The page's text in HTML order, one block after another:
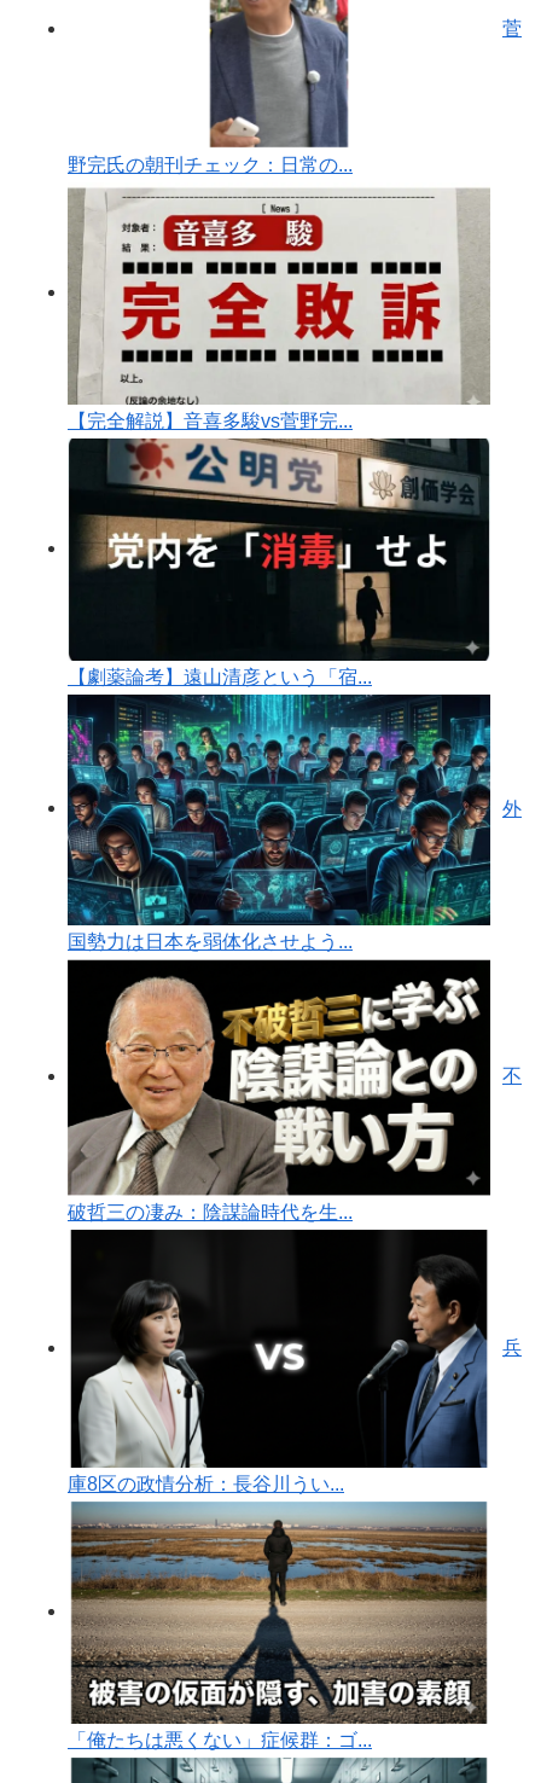
菅
野完氏の朝刊チェック：日常の...
【完全解説】音喜多駿vs菅野完...
【劇薬論考】遠山清彦という「宿...
外
国勢力は日本を弱体化させよう...
不
破哲三の凄み：陰謀論時代を生...
兵
庫8区の政情分析：長谷川うい...
「俺たちは悪くない」症候群：ゴ...